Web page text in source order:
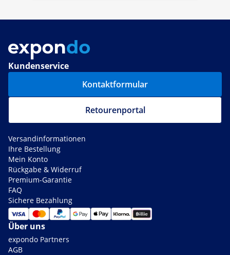
Kundenservice
Kontaktformular
Retourenportal
Versandinformationen
Ihre Bestellung
Mein Konto
Rückgabe & Widerruf
Premium-Garantie
FAQ
Sichere Bezahlung
Über uns
expondo Partners
AGB